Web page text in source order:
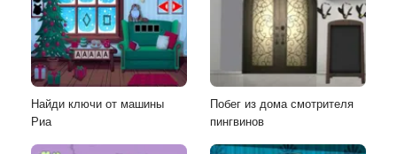
Найди ключи от машины
Риа
Побег из дома смотрителя
пингвинов